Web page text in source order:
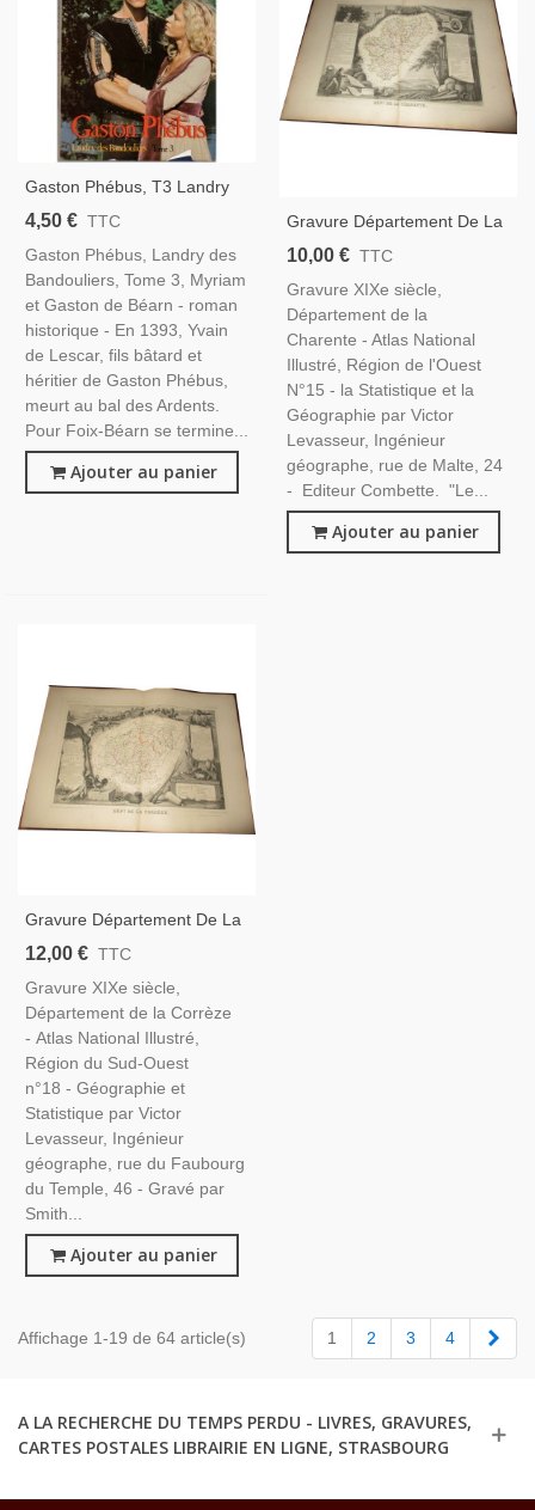
Gaston Phébus, T3 Landry
Des Bandouliers, Myriam Et
Roman Historique, Béarn,
Moyen Age
4,50 € TTC
Gaston Phébus, Landry des
Bandouliers, Tome 3, Myriam
et Gaston de Béarn - roman
historique - En 1393, Yvain
de Lescar, fils bâtard et
héritier de Gaston Phébus,
meurt au bal des Ardents.
Pour Foix-Béarn se termine...
Ajouter au panier
Gravure Département De La
Charente 1846, Levasseur, -
Atlas National Illustré, Cartes
Géographiques,
10,00 € TTC
Gravure XIXe siècle,
Département de la
Charente - Atlas National
Illustré, Région de l'Ouest
N°15 - la Statistique et la
Géographie par Victor
Levasseur, Ingénieur
géographe, rue de Malte, 24
- Editeur Combette. "Le...
Ajouter au panier
Gravure Département De La
Corrèze 1843, Levasseur, -
12,00 € TTC
Gravure XIXe siècle,
Département de la Corrèze
- Atlas National Illustré,
Région du Sud-Ouest
n°18 - Géographie et
Statistique par Victor
Levasseur, Ingénieur
géographe, rue du Faubourg
du Temple, 46 - Gravé par
Smith...
Ajouter au panier
Affichage 1-19 de 64 article(s) 1 2 3 4
A LA RECHERCHE DU TEMPS PERDU - LIVRES, GRAVURES,
CARTES POSTALES LIBRAIRIE EN LIGNE, STRASBOURG